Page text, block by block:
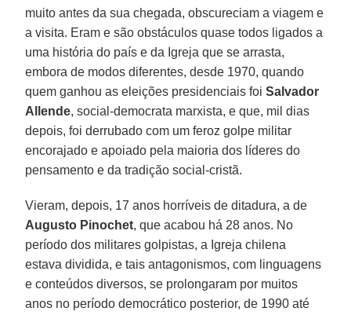
muito antes da sua chegada, obscureciam a viagem e
a visita. Eram e são obstáculos quase todos ligados a
uma história do país e da Igreja que se arrasta,
embora de modos diferentes, desde 1970, quando
quem ganhou as eleições presidenciais foiSalvador
Allende, social-democrata marxista, e que, mil dias
depois, foi derrubado com um feroz golpe militar
encorajado e apoiado pela maioria dos líderes do
pensamento e da tradição social-cristã.
Vieram, depois, 17 anos horríveis de ditadura, a de
Augusto Pinochet, que acabou há 28 anos. No
período dos militares golpistas, a Igreja chilena
estava dividida, e tais antagonismos, com linguagens
e conteúdos diversos, se prolongaram por muitos
anos no período democrático posterior, de 1990 até